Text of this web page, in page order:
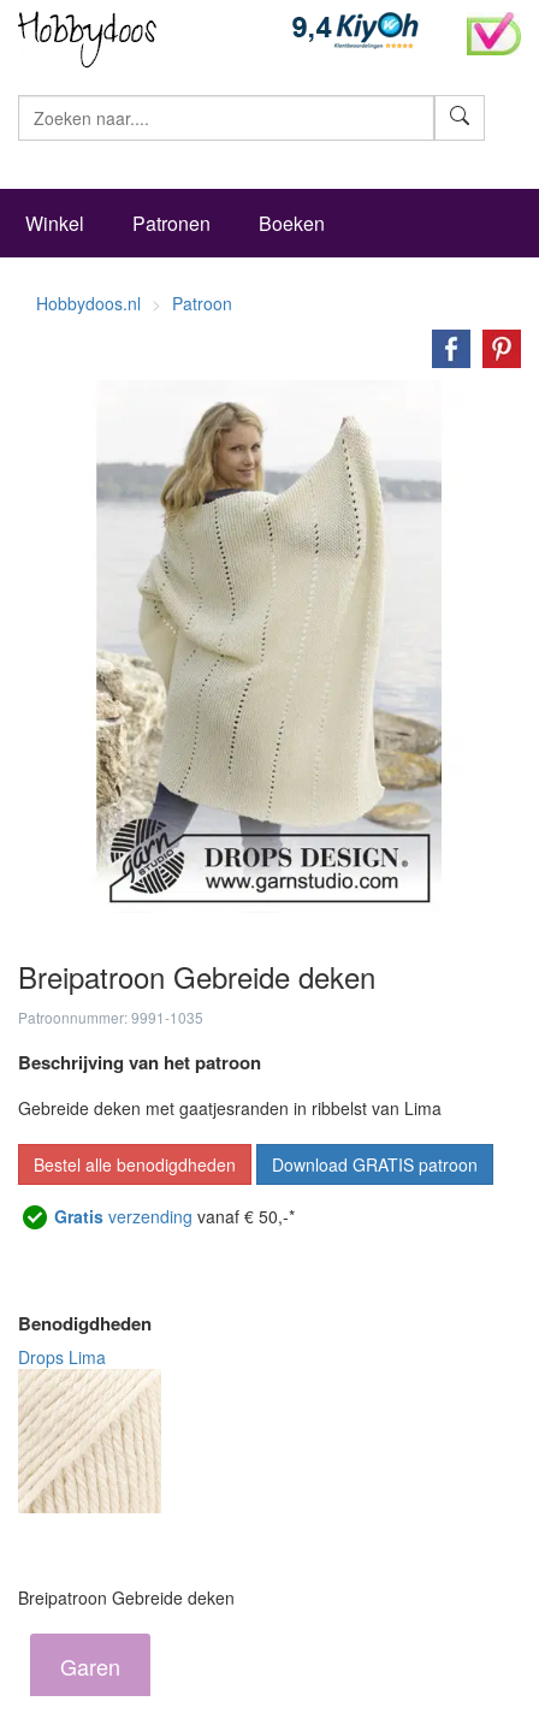
Winkel Patronen Boeken
Hobbydoos.nl Patroon
Breipatroon Gebreide deken
Patroonnummer: 9991-1035
Beschrijving van het patroon
Gebreide deken met gaatjesranden in ribbelst van Lima
Bestel alle benodigdheden Download GRATIS patroon
Gratis verzending vanaf € 50,-*
Benodigdheden
Drops Lima
Breipatroon Gebreide deken
Garen